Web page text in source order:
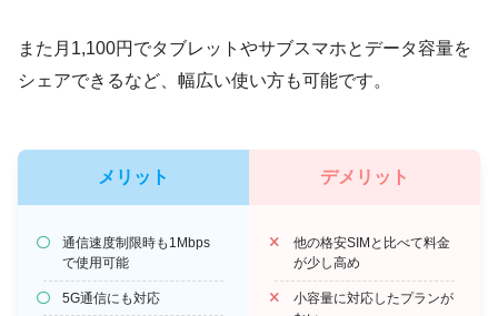
また月1,100円でタブレットやサブスマホとデータ容量を
シェアできるなど、幅広い使い方も可能です。
メリット
通信速度制限時も1Mbps
で使用可能
5G通信にも対応
デメリット
他の格安SIMと比べて料金
が少し高め
小容量に対応したプランが